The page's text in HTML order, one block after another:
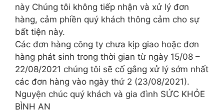
này Chúng tôi không tiếp nhận và xử lý đơn
hàng, cảm phiền quý khách thông cảm cho sự
bất tiện này.
Các đơn hàng công ty chưa kịp giao hoặc đơn
hàng phát sinh trong thời gian từ ngày 15/08 –
22/08/2021 chúng tôi sẽ cố gắng xử lý sớm nhất
các đơn hàng vào ngày thứ 2 (23/08/2021).
Nguyện chúc quý khách và gia đình SỨC KHỎE
BÌNH AN